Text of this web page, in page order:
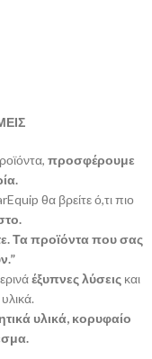
προσφέρουμε
θα βρείτε ό,τι πιο
Τα προϊόντα που σας
έξυπνες λύσειςκαι
υλικά, κορυφαίο